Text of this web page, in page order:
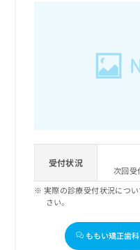
受付状況
次回受
実際の診療受付状況につ
さい。
ももい矯正歯